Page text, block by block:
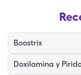
Boostrix